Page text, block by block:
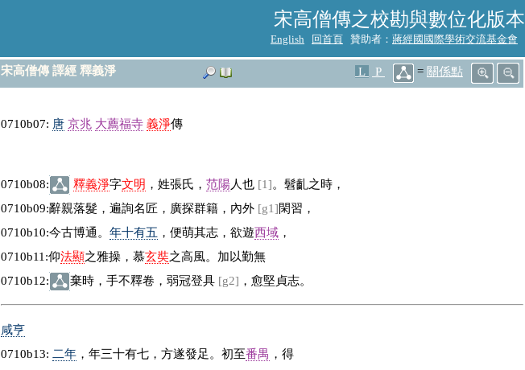
宋高僧傳之校勘與數位化版本
English 回首頁 贊助者： 蔣經國國際學術交流基金會
宋高僧傳 譯經 釋義淨 L P = 關係點
0710b07: 唐 京兆 大薦福寺 義淨傳
0710b08: 釋義淨字文明 ，姓張氏，范陽人也 [1]。髫齓之時，
0710b09:辭親落髮，遍詢名匠，廣探群籍，內外 [g1]閑習，
0710b10:今古博通。年十有五 ，便萌其志，欲遊西域 ，
0710b11:仰法顯之雅操，慕玄奘之高風。加以勤無
0710b12:
棄時，手不釋卷，弱冠登具 [g2] ，愈堅貞志。
咸亨
0710b13: 二年 ，年三十有七，方遂發足。初至番禺 ，得